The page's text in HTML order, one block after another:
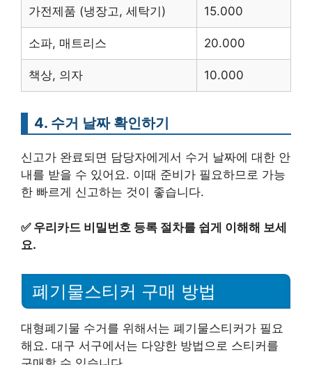
가전제품 (냉장고, 세탁기) 15.000
소파, 매트리스 20.000
책상, 의자 10.000
4. 수거 날짜 확인하기
신고가 완료되면 담당자에게서 수거 날짜에 대한 안
내를 받을 수 있어요. 이때 준비가 필요하므로 가능
한 빠르게 신고하는 것이 좋습니다.
✅ 우리카드 비밀번호 등록 절차를 쉽게 이해해 보세
요.
폐기물스티커 구매 방법
대형폐기물 수거를 위해서는 폐기물스티커가 필요
해요. 대구 서구에서는 다양한 방법으로 스티커를